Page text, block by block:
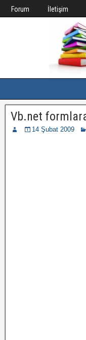
Forum İletişim
Vb.net
14 Şubat 2009